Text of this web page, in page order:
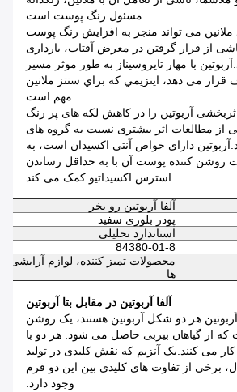
مسئول رنگ پوست است.
ملانین می تواند منجر به افزایش رنگ پوست
از قرار گرفتن در معرض آفتاب، بارداری
با مهار تایروسیناز به طور موثر مسیر
قرار می دهد، اينزيمي که براي سنتز ملانين
مهم است.
آربوتین را در کاهش لکه های پر رنگ
از مطالعات اثر بیشتری نسبت به گروه های
دارای خواص آنتی اکسیدان است، به
روشن کننده پوست آن با به حداقل رساندن
استرس اکسیداتیو کمک می کند.
آلفا آربوتین رو بخر
پودر بلوری سفید
استاندارد تحلیلی
84380-01-8
محصولات تمیز کننده، لوازم آرایشی
ها
آلفا آربوتین در مقابل بتا آربوتین
آربوتین هر دو شکل آربوتین هستند، یک روشن
که از گیاهان بیربی حاصل می شود. هر دو با
کار می کنند.یک آنزیم که نقش کلیدی در تولید
برخی از تفاوت های کلیدی بین این دو فرم
وجود دارد.